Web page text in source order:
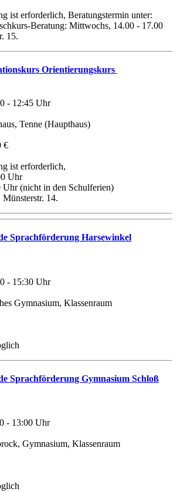
ist erforderlich, Beratungstermin unter:
Beratung: Mittwochs, 14.00 - 17.00
15.
Orientierungskurs
- 12:45 Uhr
Tenne (Haupthaus)
€
ist erforderlich,
Uhr
Uhr (nicht in den Schulferien)
14.
Sprachförderung Harsewinkel
- 15:30 Uhr
Gymnasium, Klassenraum
Sprachförderung Gymnasium Schloß
- 13:00 Uhr
Gymnasium, Klassenraum